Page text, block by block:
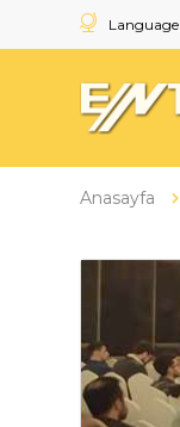
Language
Anasayfa